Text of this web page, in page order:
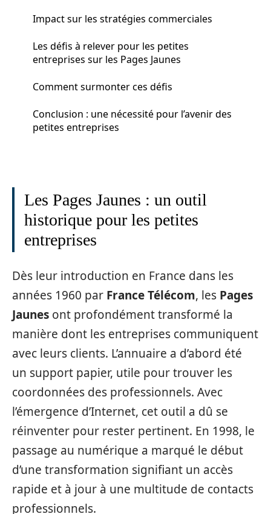
Impact sur les stratégies commerciales
Les défis à relever pour les petites
entreprises sur les Pages Jaunes
Comment surmonter ces défis
Conclusion : une nécessité pour l’avenir des
petites entreprises
Les Pages Jaunes : un outil
historique pour les petites
entreprises
Dès leur introduction en France dans les
années 1960 par France Télécom, les Pages
Jaunes ont profondément transformé la
manière dont les entreprises communiquent
avec leurs clients. L’annuaire a d’abord été
un support papier, utile pour trouver les
coordonnées des professionnels. Avec
l’émergence d’Internet, cet outil a dû se
réinventer pour rester pertinent. En 1998, le
passage au numérique a marqué le début
d’une transformation signifiant un accès
rapide et à jour à une multitude de contacts
professionnels.